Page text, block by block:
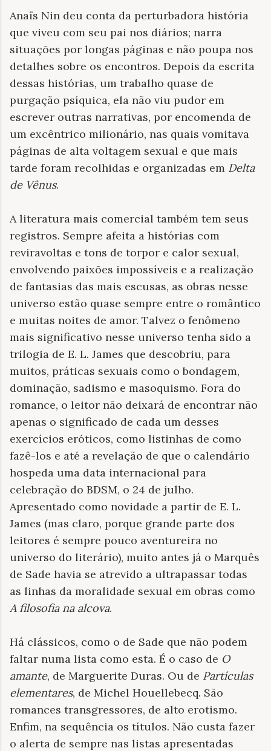
Anaïs Nin deu conta da perturbadora história
que viveu com seu pai nos diários; narra
situações por longas páginas e não poupa nos
detalhes sobre os encontros. Depois da escrita
dessas histórias, um trabalho quase de
purgação psíquica, ela não viu pudor em
escrever outras narrativas, por encomenda de
um excêntrico milionário, nas quais vomitava
páginas de alta voltagem sexual e que mais
tarde foram recolhidas e organizadas em Delta
de Vênus.
A literatura mais comercial também tem seus
registros. Sempre afeita a histórias com
reviravoltas e tons de torpor e calor sexual,
envolvendo paixões impossíveis e a realização
de fantasias das mais escusas, as obras nesse
universo estão quase sempre entre o romântico
e muitas noites de amor. Talvez o fenômeno
mais significativo nesse universo tenha sido a
trilogia de E. L. James que descobriu, para
muitos, práticas sexuais como o bondagem,
dominação, sadismo e masoquismo. Fora do
romance, o leitor não deixará de encontrar não
apenas o significado de cada um desses
exercícios eróticos, como listinhas de como
fazê-los e até a revelação de que o calendário
hospeda uma data internacional para
celebração do BDSM, o 24 de julho.
Apresentado como novidade a partir de E. L.
James (mas claro, porque grande parte dos
leitores é sempre pouco aventureira no
universo do literário), muito antes já o Marquês
de Sade havia se atrevido a ultrapassar todas
as linhas da moralidade sexual em obras como
A filosofia na alcova.
Há clássicos, como o de Sade que não podem
faltar numa lista como esta. É o caso de O
amante, de Marguerite Duras. Ou de Partículas
elementares, de Michel Houellebecq. São
romances transgressores, de alto erotismo.
Enfim, na sequência os títulos. Não custa fazer
o alerta de sempre nas listas apresentadas